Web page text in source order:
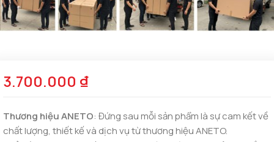
3.700.000 ₫
Thương hiệu ANETO: Đứng sau mỗi sản phẩm là sự cam kết về
chất lượng, thiết kế và dịch vụ từ thương hiệu ANETO.